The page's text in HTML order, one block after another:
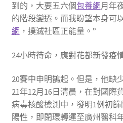
到的，大要五六個包養網月年
的階段變遷。而我盼望本身可
網 ，撲滅社區正能量。”
24小時待命，應對花都新發疫
20賽中申明鵲起。但是，他
21年12月16日清晨，在對國際
病毒核酸檢測中，發明1例初
陽性，即閉環轉運至廣州醫科